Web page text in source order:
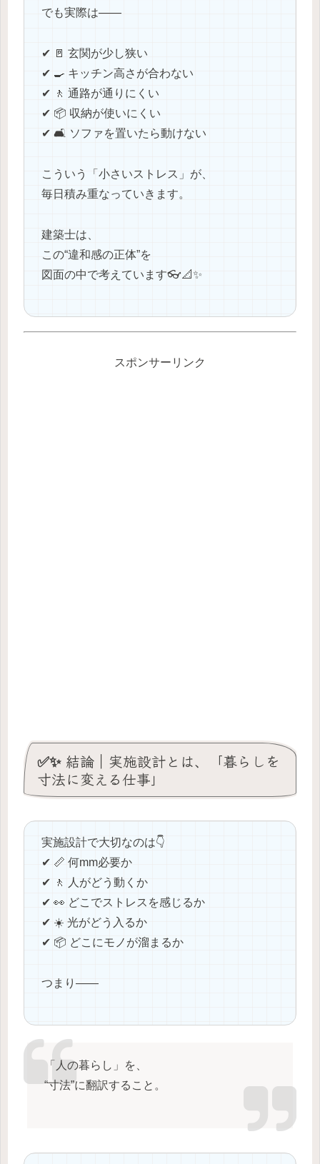
でも実際は――
✔ 🚪 玄関が少し狭い
✔ 🍳 キッチン高さが合わない
✔ 🚶 通路が通りにくい
✔ 📦 収納が使いにくい
✔ 🛋️ ソファを置いたら動けない
こういう「小さいストレス」が、
毎日積み重なっていきます。
建築士は、
この“違和感の正体”を
図面の中で考えています👓📐✨
スポンサーリンク
✅✨ 結論｜実施設計とは、「暮らしを
寸法に変える仕事」
実施設計で大切なのは👇
✔ 📏 何mm必要か
✔ 🚶 人がどう動くか
✔ 👀 どこでストレスを感じるか
✔ ☀️ 光がどう入るか
✔ 📦 どこにモノが溜まるか
つまり――
「人の暮らし」を、
“寸法”に翻訳すること。